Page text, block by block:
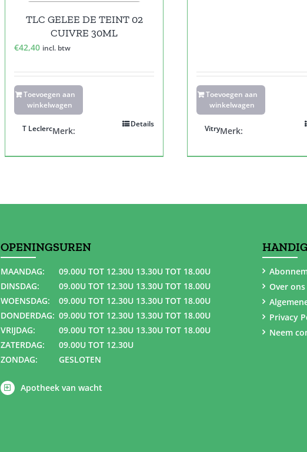
TLC GELEE DE TEINT 02
CUIVRE 30ML
€42,40 incl. btw
Toevoegen aan
winkelwagen
Details
Merk:
T Leclerc
Toevoegen aan
winkelwagen
Merk:
Vitry
OPENINGSUREN
MAANDAG:
09.00U TOT 12.30U 13.30U TOT 18.00U
DINSDAG:
09.00U TOT 12.30U 13.30U TOT 18.00U
WOENSDAG:
09.00U TOT 12.30U 13.30U TOT 18.00U
DONDERDAG: 09.00U TOT 12.30U 13.30U TOT 18.00U
VRIJDAG:
09.00U TOT 12.30U 13.30U TOT 18.00U
ZATERDAG:
09.00U TOT 12.30U
ZONDAG:
GESLOTEN
Apotheek van wacht
Over ons
Privacy
Neem